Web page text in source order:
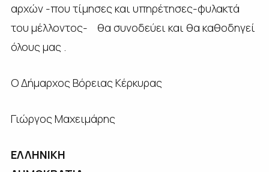
αρχών -που τίμησες και υπηρέτησες-φυλακτά
του μέλλοντος- θα συνοδεύει και θα καθοδηγεί
όλους μας .
Ο Δήμαρχος Βόρειας Κέρκυρας
Γιώργος Μαχειμάρης
ΕΛΛΗΝΙΚΗ